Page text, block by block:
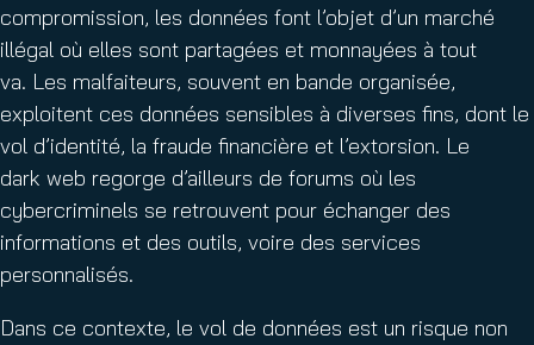
compromission, les données font l’objet d’un marché
illégal où elles sont partagées et monnayées à tout
va. Les malfaiteurs, souvent en bande organisée,
exploitent ces données sensibles à diverses fins, dont le
vol d’identité, la fraude financière et l’extorsion. Le
dark web regorge d’ailleurs de forums où les
cybercriminels se retrouvent pour échanger des
informations et des outils, voire des services
personnalisés.
Dans ce contexte, le vol de données est un risque non